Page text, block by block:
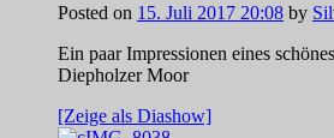
Posted on 15. Juli 2017 20:08 by
Ein paar Impressionen eines
Diepholzer Moor
[Zeige als Diashow]